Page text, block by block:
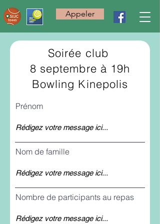
Appeler
Soirée club
8 septembre à 19h
Bowling Kinepolis
Prénom
Nom de famille
Nombre de participants au repas